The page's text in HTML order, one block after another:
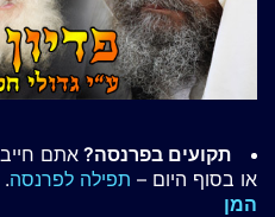
תקועים בפרנסה? אתם
או בסוף היום – תפילה לפרנסה
המן